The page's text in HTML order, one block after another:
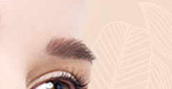
à
plantes naturelles,
de sécurité,
blanchissante pour
les aisselles et le